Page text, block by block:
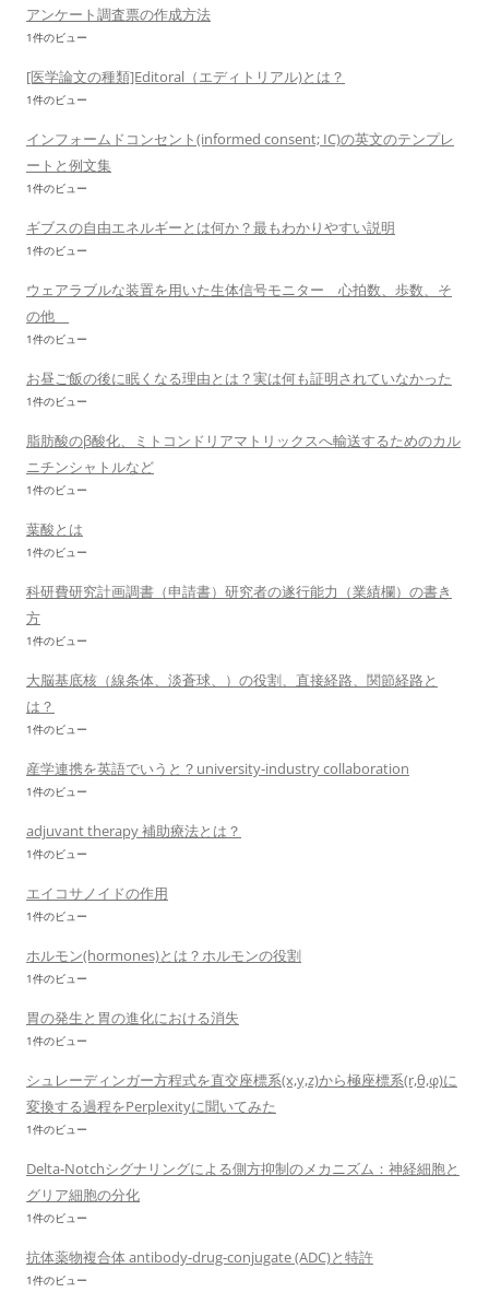
アンケート調査票の作成方法
1件のビュー
[医学論文の種類]Editoral（エディトリアル)とは？
1件のビュー
インフォームドコンセント(informed consent; IC)の英文のテンプレ
ートと例文集
1件のビュー
ギブスの自由エネルギーとは何か？最もわかりやすい説明
1件のビュー
ウェアラブルな装置を用いた生体信号モニター 心拍数、歩数、そ
の他
1件のビュー
お昼ご飯の後に眠くなる理由とは？実は何も証明されていなかった
1件のビュー
脂肪酸のβ酸化、ミトコンドリアマトリックスへ輸送するためのカル
ニチンシャトルなど
1件のビュー
葉酸とは
1件のビュー
科研費研究計画調書（申請書）研究者の遂行能力（業績欄）の書き
方
1件のビュー
大脳基底核（線条体、淡蒼球、）の役割、直接経路、関節経路と
は？
1件のビュー
産学連携を英語でいうと？university-industry collaboration
1件のビュー
adjuvant therapy 補助療法とは？
1件のビュー
エイコサノイドの作用
1件のビュー
ホルモン(hormones)とは？ホルモンの役割
1件のビュー
胃の発生と胃の進化における消失
1件のビュー
シュレーディンガー方程式を直交座標系(x,y,z)から極座標系(r,θ,φ)に
変換する過程をPerplexityに聞いてみた
1件のビュー
Delta-Notchシグナリングによる側方抑制のメカニズム：神経細胞と
グリア細胞の分化
1件のビュー
抗体薬物複合体 antibody-drug-conjugate (ADC)と特許
1件のビュー